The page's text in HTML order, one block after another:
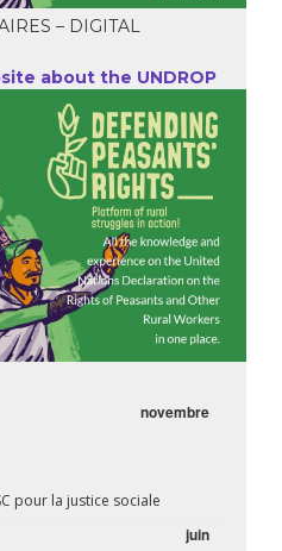
– DIGITAL
about the UNDROP
novembre
pour la justice sociale
juin